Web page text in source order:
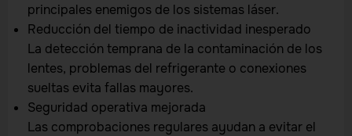
principales enemigos de los sistemas láser.
Reducción del tiempo de inactividad inesperado
La detección temprana de la contaminación de los
lentes, problemas del refrigerante o conexiones
sueltas evita fallas mayores.
Seguridad operativa mejorada
Las comprobaciones regulares ayudan a evitar el